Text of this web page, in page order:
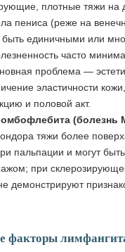
плотные тяжи на
пениса (реже на
быть единичными или
часто
проблема —
эластичности
и половой акт.
(болезнь
тяжи более
пальпации и могут
при
демонстрируют
факторы